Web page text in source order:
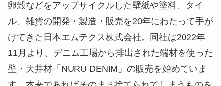
卵殻などをアップサイクルした壁紙や塗料、タイ
ル、雑貨の開発・製造・販売を20年にわたって手が
けてきた日本エムテクス株式会社。同社は2022年
11月より、デニム工場から排出された端材を使った
壁・天井材「NURU DENIM」の販売を始めていま